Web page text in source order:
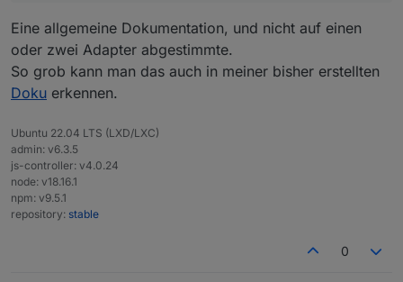
Eine allgemeine Dokumentation, und nicht auf einen
oder zwei Adapter abgestimmte.
So grob kann man das auch in meiner bisher erstellten
Doku erkennen.
Ubuntu 22.04 LTS (LXD/LXC)
admin: v6.3.5
js-controller: v4.0.24
node: v18.16.1
npm: v9.5.1
repository: stable
0